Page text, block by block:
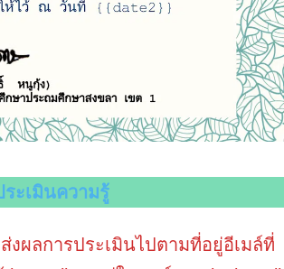
ะเมินความรู้
งผลการประเมินไปตามที่อยู่อีเมล์ที่